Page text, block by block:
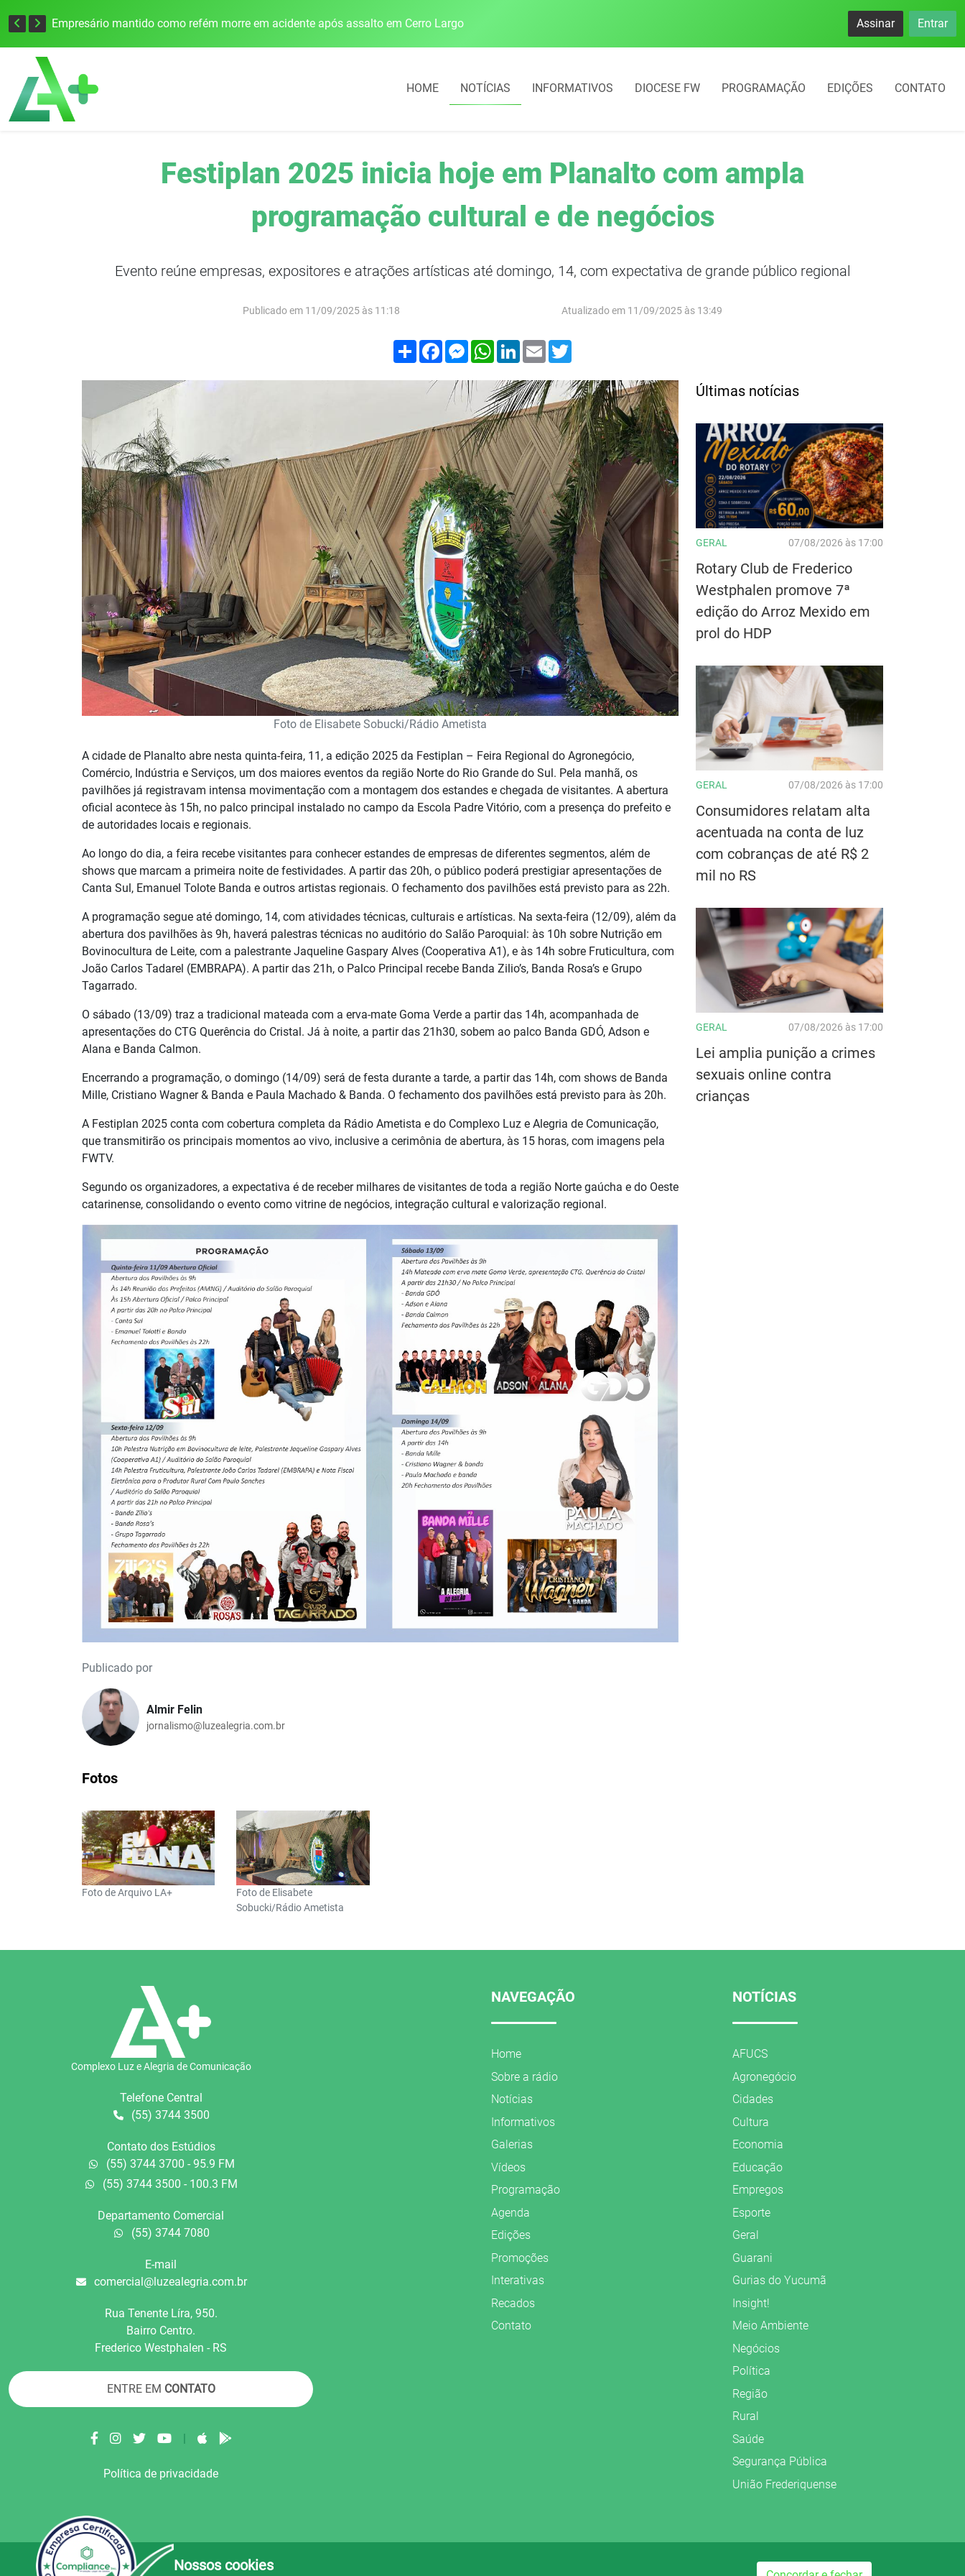
Empresário mantido como refém morre em acidente após assalto em Cerro Largo Cobrança do estacionamento rotativo começará em 10 dias em Frederico
Assinar Entrar
HOME NOTÍCIAS INFORMATIVOS DIOCESE FW PROGRAMAÇÃO EDIÇÕES CONTATO
Festiplan 2025 inicia hoje em Planalto com ampla
programação cultural e de negócios
Evento reúne empresas, expositores e atrações artísticas até domingo, 14, com expectativa de grande público regional
Publicado em 11/09/2025 às 11:18 Atualizado em 11/09/2025 às 13:49
Compartilhar
FacebookMessenger
WhatsApp
LinkedIn
Email
Foto de Elisabete Sobucki/Rádio Ametista
A cidade de Planalto abre nesta quinta-feira, 11, a edição 2025 da Festiplan – Feira Regional do Agronegócio,
Comércio, Indústria e Serviços, um dos maiores eventos da região Norte do Rio Grande do Sul. Pela manhã, os
pavilhões já registravam intensa movimentação com a montagem dos estandes e chegada de visitantes. A abertura
oficial acontece às 15h, no palco principal instalado no campo da Escola Padre Vitório, com a presença do prefeito e
de autoridades locais e regionais.
Ao longo do dia, a feira recebe visitantes para conhecer estandes de empresas de diferentes segmentos, além de
shows que marcam a primeira noite de festividades. A partir das 20h, o público poderá prestigiar apresentações de
Canta Sul, Emanuel Tolote Banda e outros artistas regionais. O fechamento dos pavilhões está previsto para as 22h.
A programação segue até domingo, 14, com atividades técnicas, culturais e artísticas. Na sexta-feira (12/09), além da
abertura dos pavilhões às 9h, haverá palestras técnicas no auditório do Salão Paroquial: às 10h sobre Nutrição em
Bovinocultura de Leite, com a palestrante Jaqueline Gaspary Alves (Cooperativa A1), e às 14h sobre Fruticultura, com
João Carlos Tadarel (EMBRAPA). A partir das 21h, o Palco Principal recebe Banda Zilio’s, Banda Rosa’s e Grupo
Tagarrado.
O sábado (13/09) traz a tradicional mateada com a erva-mate Goma Verde a partir das 14h, acompanhada de
apresentações do CTG Querência do Cristal. Já à noite, a partir das 21h30, sobem ao palco Banda GDÓ, Adson e
Alana e Banda Calmon.
Encerrando a programação, o domingo (14/09) será de festa durante a tarde, a partir das 14h, com shows de Banda
Mille, Cristiano Wagner & Banda e Paula Machado & Banda. O fechamento dos pavilhões está previsto para às 20h.
A Festiplan 2025 conta com cobertura completa da Rádio Ametista e do Complexo Luz e Alegria de Comunicação,
que transmitirão os principais momentos ao vivo, inclusive a cerimônia de abertura, às 15 horas, com imagens pela
FWTV.
Segundo os organizadores, a expectativa é de receber milhares de visitantes de toda a região Norte gaúcha e do Oeste
catarinense, consolidando o evento como vitrine de negócios, integração cultural e valorização regional.
Publicado por
Almir Felin
jornalismo@luzealegria.com.br
Fotos
Foto de Arquivo LA+
Foto de Elisabete
Sobucki/Rádio Ametista
Últimas notícias
GERAL 07/08/2026 às 17:00
Rotary Club de Frederico
Westphalen promove 7ª
edição do Arroz Mexido em
prol do HDP
GERAL 07/08/2026 às 17:00
Consumidores relatam alta
acentuada na conta de luz
com cobranças de até R$ 2
mil no RS
GERAL 07/08/2026 às 17:00
Lei amplia punição a crimes
sexuais online contra
crianças
Complexo Luz e Alegria de Comunicação
Telefone Central
(55) 3744 3500
Contato dos Estúdios
(55) 3744 3700 - 95.9 FM
(55) 3744 3500 - 100.3 FM
Departamento Comercial
(55) 3744 7080
E-mail
comercial@luzealegria.com.br
Rua Tenente Líra, 950.
Bairro Centro.
Frederico Westphalen - RS
ENTRE EM CONTATO
|
Política de privacidade
NAVEGAÇÃO
Home
Sobre a rádio
Notícias
Informativos
Galerias
Vídeos
Programação
Agenda
Edições
Promoções
Interativas
Recados
Contato
NOTÍCIAS
AFUCS
Agronegócio
Cidades
Cultura
Economia
Educação
Empregos
Esporte
Geral
Guarani
Gurias do Yucumã
Insight!
Meio Ambiente
Negócios
Política
Região
Rural
Saúde
Segurança Pública
União Frederiquense
Nossos cookies